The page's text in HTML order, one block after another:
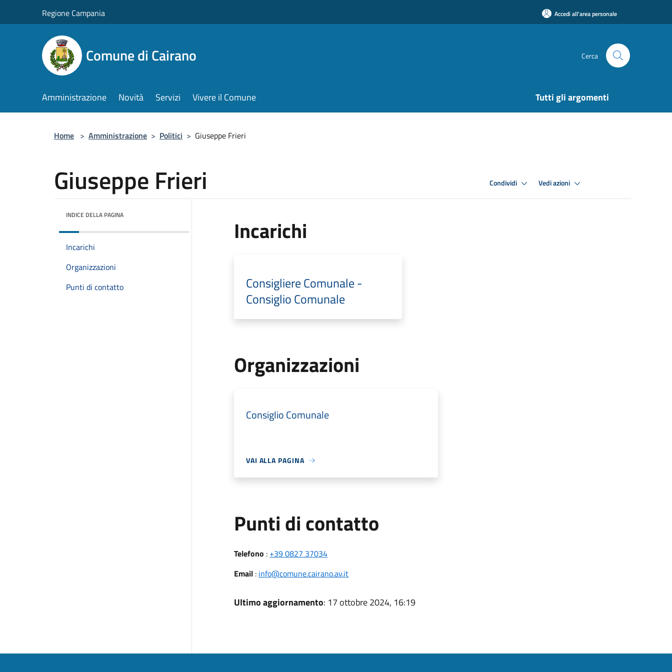
Regione Campania Accedi all'area personale
Comune di Cairano Cerca
Amministrazione Novità Servizi Vivere il Comune Tutti gli argomenti
Home > Amministrazione > Politici > Giuseppe Frieri
Giuseppe Frieri Condividi Vedi azioni
INDICE DELLA PAGINA
Incarichi
Organizzazioni
Punti di contatto
Incarichi
Consigliere Comunale -
Consiglio Comunale
Organizzazioni
Consiglio Comunale
VAI ALLA PAGINA
Punti di contatto
Telefono : +39 0827 37034
Email: info@comune.cairano.av.it
Ultimo aggiornamento: 17 ottobre 2024, 16:19